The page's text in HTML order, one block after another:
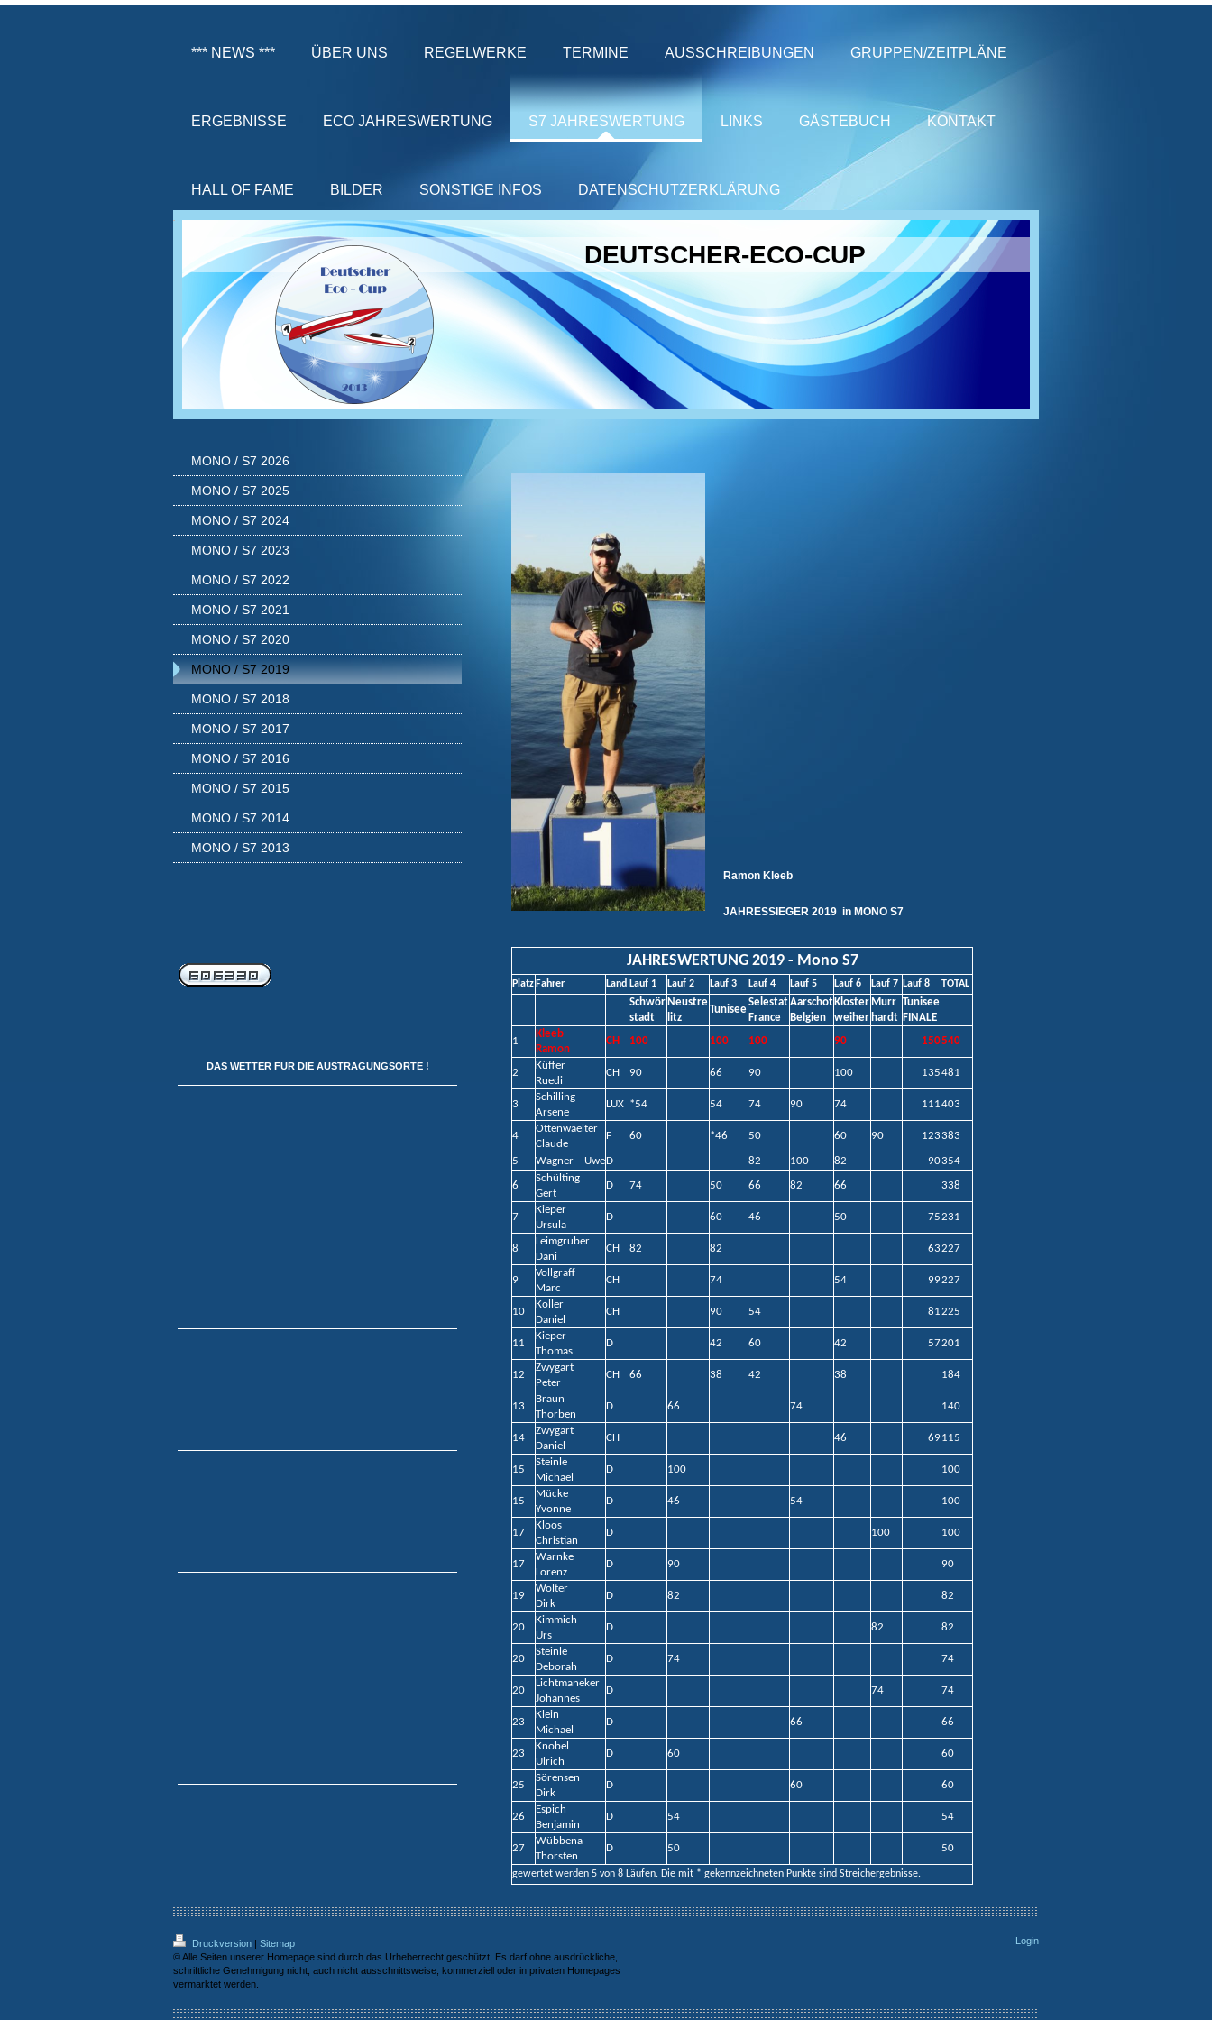
*** NEWS *** ÜBER UNS REGELWERKE TERMINE AUSSCHREIBUNGEN GRUPPEN/ZEITPLÄNE
ERGEBNISSE ECO JAHRESWERTUNG S7 JAHRESWERTUNG LINKS GÄSTEBUCH KONTAKT
HALL OF FAME BILDER SONSTIGE INFOS DATENSCHUTZERKLÄRUNG
DEUTSCHER-ECO-CUP
Ramon Kleeb
JAHRESSIEGER 2019 in MONO S7
JAHRESWERTUNG 2019 - Mono S7
Platz Fahrer Land Lauf 1 Lauf 2 Lauf 3 Lauf 4 Lauf 5 Lauf 6 Lauf 7 Lauf 8 TOTAL
Schwör
stadt
Neustre
litz
Tunisee
Selestat
France
Aarschot
Belgien
Kloster
weiher
Murr
hardt
Tunisee
FINALE
1
Kleeb
Ramon
CH 100 100 100 90 150540
2
Küffer
Ruedi
CH 90 66 90 100 135481
3
Schilling
Arsene
LUX *54 54 74 90 74 111403
4
Ottenwaelter
Claude
F 60 *46 50 60 90 123383
5 Wagner UweD 82 100 82 90354
6
Schülting
Gert
D 74 50 66 82 66 338
7
Kieper
Ursula
D 60 46 50 75231
8
Leimgruber
Dani
CH 82 82 63227
9
Vollgraff
Marc
CH 74 54 99227
10
Koller
Daniel
CH 90 54 81225
11
Kieper
Thomas
D 42 60 42 57201
12
Zwygart
Peter
CH 66 38 42 38 184
13
Braun
Thorben
D 66 74 140
14
Zwygart
Daniel
CH 46 69115
15
Steinle
Michael
D 100 100
15
Mücke
Yvonne
D 46 54 100
17
Kloos
Christian
D 100 100
17
Warnke
Lorenz
D 90 90
19
Wolter
Dirk
D 82 82
20
Kimmich
Urs
D 82 82
20
Steinle
Deborah
D 74 74
20
Lichtmaneker
Johannes
D 74 74
23
Klein
Michael
D 66 66
23
Knobel
Ulrich
D 60 60
25
Sörensen
Dirk
D 60 60
26
Espich
Benjamin
D 54 54
27
Wübbena
Thorsten
D 50 50
gewertet werden 5 von 8 Läufen. Die mit * gekennzeichneten Punkte sind Streichergebnisse.
MONO / S7 2026
MONO / S7 2025
MONO / S7 2024
MONO / S7 2023
MONO / S7 2022
MONO / S7 2021
MONO / S7 2020
MONO / S7 2019
MONO / S7 2018
MONO / S7 2017
MONO / S7 2016
MONO / S7 2015
MONO / S7 2014
MONO / S7 2013
DAS WETTER FÜR DIE AUSTRAGUNGSORTE !
Druckversion | Sitemap
© Alle Seiten unserer Homepage sind durch das Urheberrecht geschützt. Es darf ohne ausdrückliche,
schriftliche Genehmigung nicht, auch nicht ausschnittsweise, kommerziell oder in privaten Homepages
vermarktet werden.
Login